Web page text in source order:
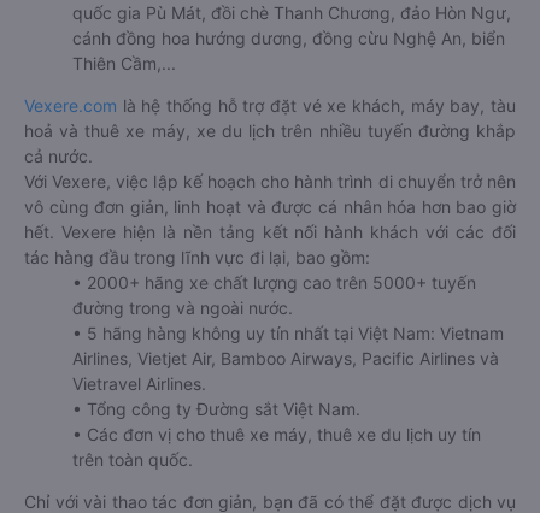
quốc gia Pù Mát, đồi chè Thanh Chương, đảo Hòn Ngư,
cánh đồng hoa hướng dương, đồng cừu Nghệ An, biển
Thiên Cầm,...
Vexere.com là hệ thống hỗ trợ đặt vé xe khách, máy bay, tàu
hoả và thuê xe máy, xe du lịch trên nhiều tuyến đường khắp
cả nước.
Với Vexere, việc lập kế hoạch cho hành trình di chuyển trở nên
vô cùng đơn giản, linh hoạt và được cá nhân hóa hơn bao giờ
hết. Vexere hiện là nền tảng kết nối hành khách với các đối
tác hàng đầu trong lĩnh vực đi lại, bao gồm:
• 2000+ hãng xe chất lượng cao trên 5000+ tuyến
đường trong và ngoài nước.
• 5 hãng hàng không uy tín nhất tại Việt Nam: Vietnam
Airlines, Vietjet Air, Bamboo Airways, Pacific Airlines và
Vietravel Airlines.
• Tổng công ty Đường sắt Việt Nam.
• Các đơn vị cho thuê xe máy, thuê xe du lịch uy tín
trên toàn quốc.
Chỉ với vài thao tác đơn giản, bạn đã có thể đặt được dịch vụ